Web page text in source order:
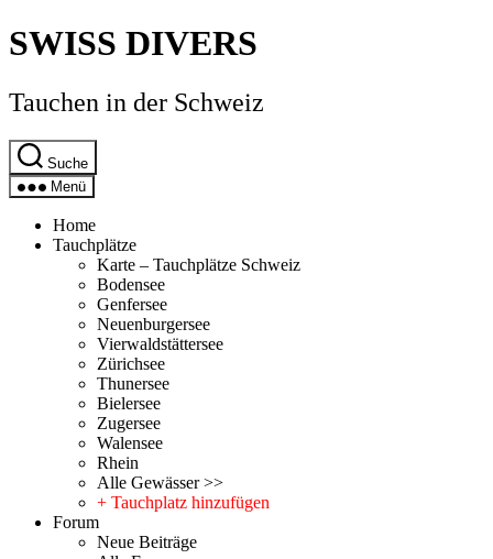
Direkt
zum
wechseln
SWISS DIVERS
Tauchen in der Schweiz
Suche
Menü
Home
Tauchplätze
Karte – Tauchplätze Schweiz
Bodensee
Genfersee
Neuenburgersee
Vierwaldstättersee
Zürichsee
Thunersee
Bielersee
Zugersee
Walensee
Rhein
Alle Gewässer >>
+ Tauchplatz hinzufügen
Forum
Neue Beiträge